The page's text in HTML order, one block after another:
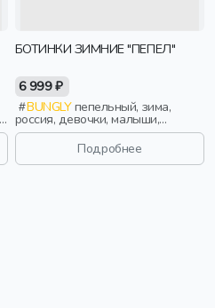
БОТИНКИ ЗИМНИЕ "ПЕПЕЛ"
6 999 ₽
BUNGLYпепельный, зима,
россия, девочки, малыши,
дошкольники, дети
Подробнее